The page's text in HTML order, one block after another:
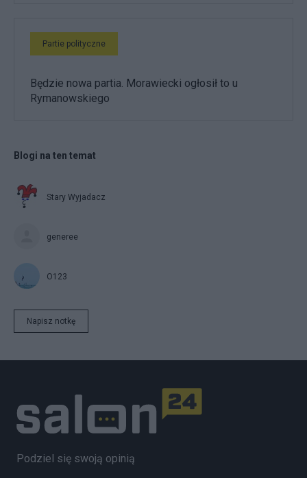
Partie polityczne
Będzie nowa partia. Morawiecki ogłosił to u
Rymanowskiego
Blogi na ten temat
Stary Wyjadacz
generee
O123
Napisz notkę
Podziel się swoją opinią